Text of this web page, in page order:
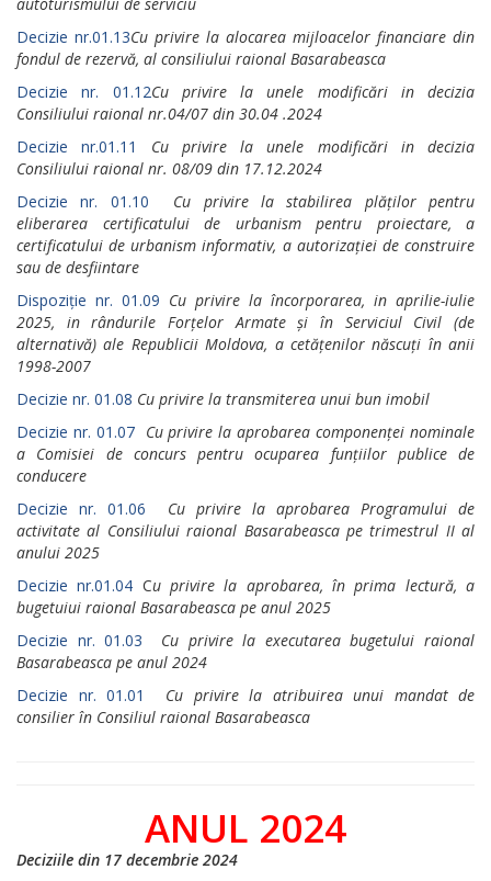
Decizie nr.01.13Cu privire la alocarea mijloacelor financiare din
fondul de rezervă, al consiliului raional Basarabeasca
Decizie nr. 01.12Cu privire la unele modificări in decizia
Consiliului raional nr.04/07 din 30.04 .2024
Decizie nr.01.11 Cu privire la unele modificări in decizia
Consiliului raional nr. 08/09 din 17.12.2024
Decizie nr. 01.10 Cu privire la stabilirea plăților pentru
eliberarea certificatului de urbanism pentru proiectare, a
certificatului de urbanism informativ, a autorizației de construire
sau de desfiintare
Dispoziție nr. 01.09 Cu privire la încorporarea, in aprilie-iulie
2025, in rândurile Forțelor Armate și în Serviciul Civil (de
alternativă)ale Republicii Moldova, a cetățenilor născuți în anii
1998-2007
Decizie nr. 01.08 Cu privire la transmiterea unui bun imobil
Decizie nr. 01.07Cu privire la aprobarea componenței nominale
a Comisiei de concurs pentru ocuparea funțiilor publice de
conducere
Decizie nr. 01.06 Cu privire la aprobarea Programului de
activitate al Consiliului raional Basarabeasca pe trimestrul II al
anului 2025
Decizie nr.01.04 Cu privire la aprobarea, în prima lectură, a
bugetuiui raional Basarabeasca pe anul 2025
Decizie nr. 01.03 Cu privire la executarea bugetului raional
Basarabeasca pe anul 2024
Decizie nr. 01.01 Cu privire la atribuirea unui mandat de
consilier în Consiliul raional Basarabeasca
ANUL 2024
Deciziile din 17 decembrie 2024